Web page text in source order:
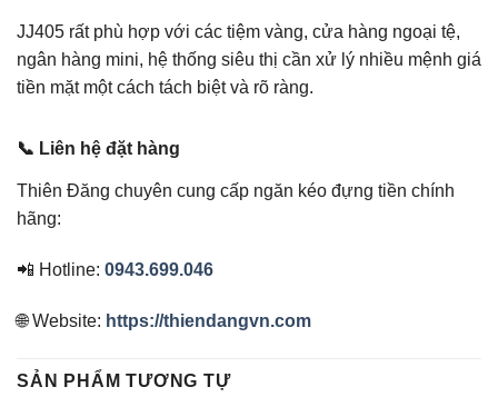
JJ405 rất phù hợp với các tiệm vàng, cửa hàng ngoại tệ,
ngân hàng mini, hệ thống siêu thị cần xử lý nhiều mệnh giá
tiền mặt một cách tách biệt và rõ ràng.
📞 Liên hệ đặt hàng
Thiên Đăng chuyên cung cấp ngăn kéo đựng tiền chính
hãng:
📲 Hotline: 0943.699.046
🌐 Website: https://thiendangvn.com
SẢN PHẨM TƯƠNG TỰ